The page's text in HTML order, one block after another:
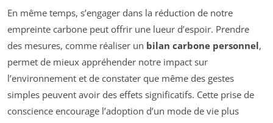
En même temps, s’engager dans la réduction de notre
empreinte carbone peut offrir une lueur d’espoir. Prendre
des mesures, comme réaliser un bilan carbone personnel,
permet de mieux appréhender notre impact sur
l’environnement et de constater que même des gestes
simples peuvent avoir des effets significatifs. Cette prise de
conscience encourage l’adoption d’un mode de vie plus